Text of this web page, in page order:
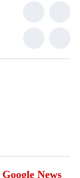
Google News